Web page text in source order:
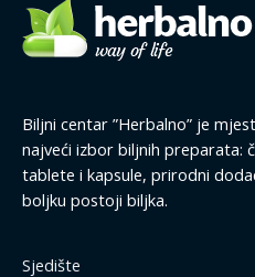
Biljni centar ”Herbalno” je
najveći izbor biljnih preparata:
tablete i kapsule, prirodni
boljku postoji biljka.
Sjedište